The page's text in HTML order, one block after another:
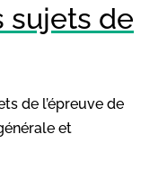
sujets de
de l’épreuve de
et